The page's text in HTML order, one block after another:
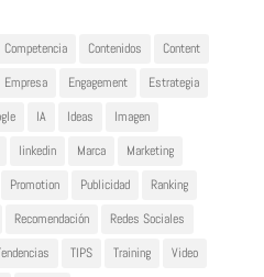
Competencia Contenidos
Content
Empresa Engagement
Estrategia
IA Ideas
Imagen
linkedin Marca
Marketing
Promotion Publicidad
Ranking
Recomendación
Redes Sociales
TIPS Training
Video